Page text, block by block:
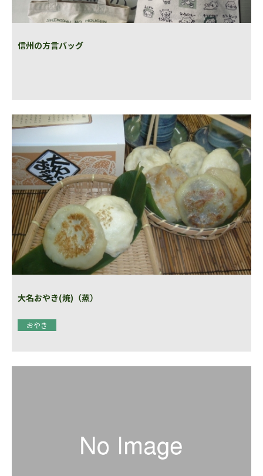
信州の方言バッグ
大名おやき(焼)（蒸）
おやき